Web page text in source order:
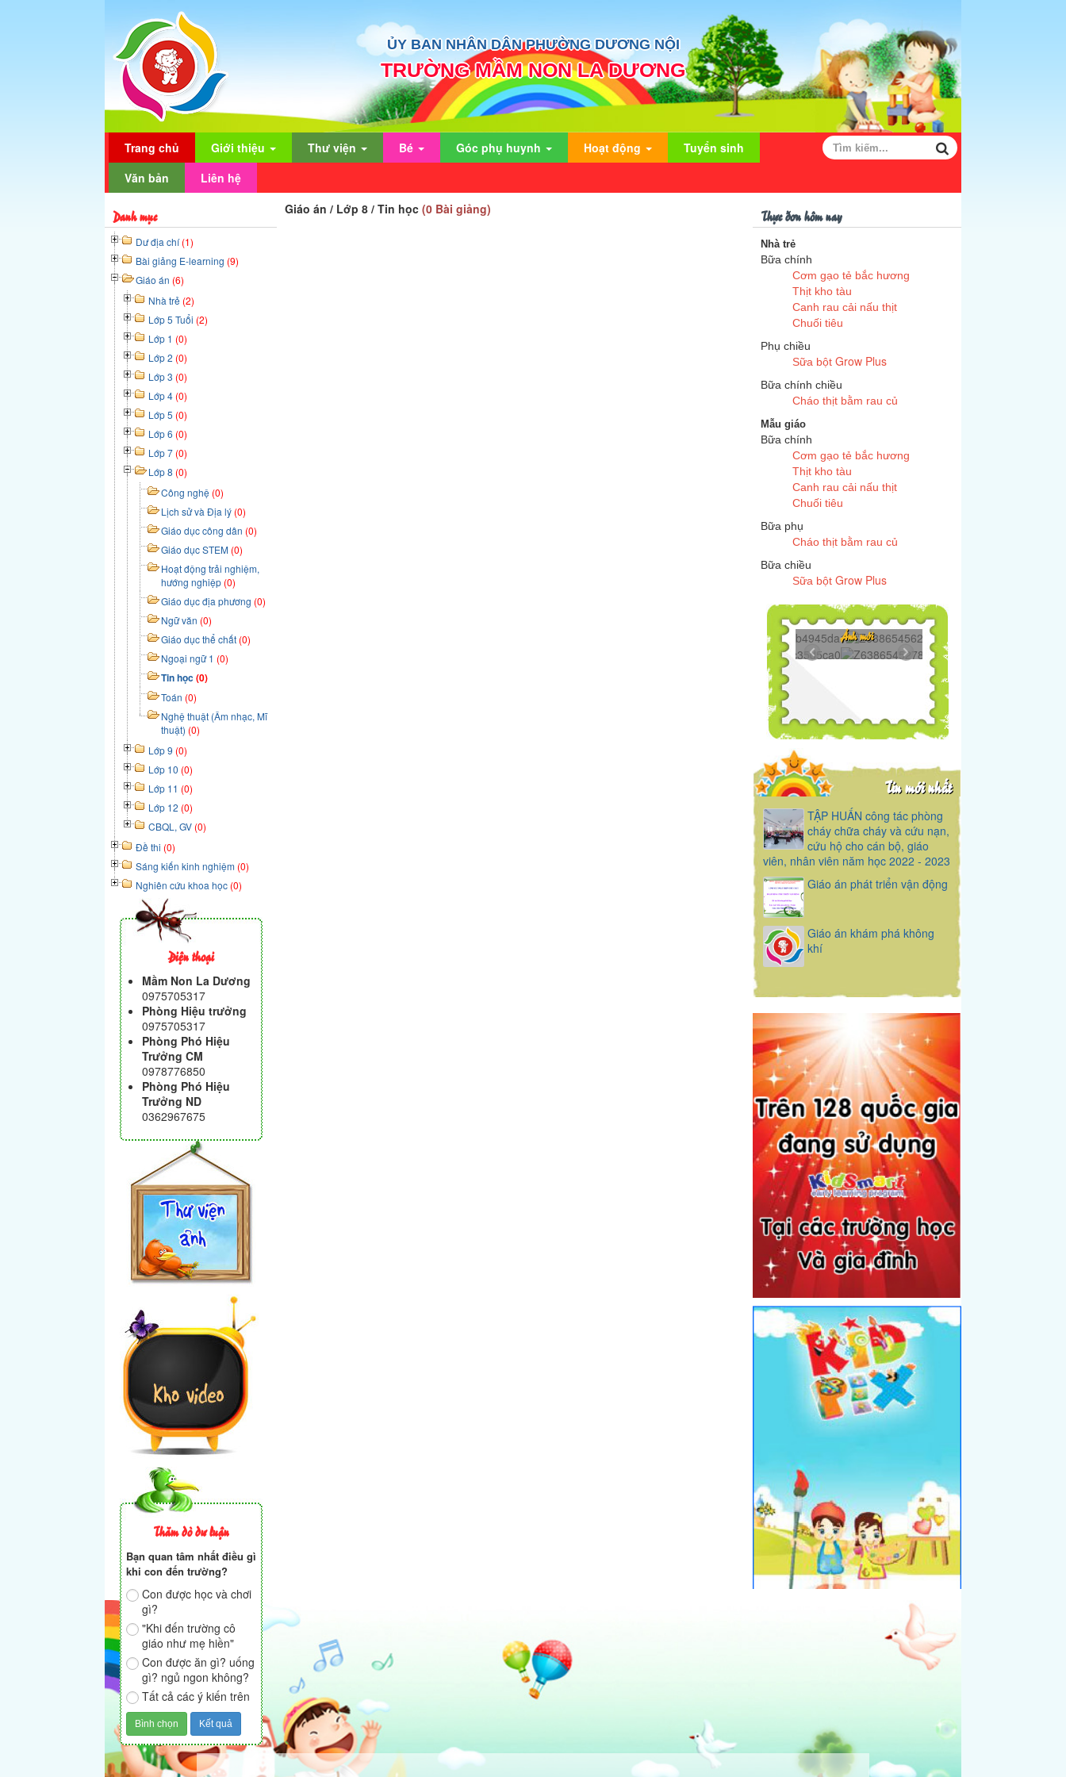
ỦY BAN NHÂN DÂN PHƯỜNG DƯƠNG NỘI
TRƯỜNG MẦM NON LA DƯƠNG
Trang chủ Giới thiệu Thư viện Bé Góc phụ huynh Hoạt động
Tuyển sinh
Văn bản
Liên hệ
Giáo án / Lớp 8 / Tin học(0 Bài giảng) Thực đơn hôm nay
Nhà trẻ
Bữa chính
Cơm gạo tẻ bắc hương
Thịt kho tàu
Canh rau cải nấu thịt
Chuối tiêu
Phụ chiều
Sữa bộtGrow Plus
Bữa chính chiều
Cháo thịt bằm rau củ
Mẫu giáo
Bữa chính
Cơm gạo tẻ bắc hương
Thịt kho tàu
Canh rau cải nấu thịt
Chuối tiêu
Bữa phụ
Cháo thịt bằm rau củ
Bữa chiều
Sữa bộtGrow Plus
Z6386545625272...
Z6386545278606...
Ảnh mới
Tin mới nhất
TẬP HUẤN công tác phòng
cháy chữa cháy và cứu nạn,
cứu hộ cho cán bộ, giáo
viên, nhân viên năm học 2022 - 2023
Giáo án phát triển vận động
Giáo án khám phá không
khí
Danh mục
Dư địa chí(1)
Bài giảng E-learning (9)
Giáo án (6)
Nhà trẻ (2)
Lớp 5 Tuổi (2)
Lớp 1 (0)
Lớp 2 (0)
Lớp 3 (0)
Lớp 4 (0)
Lớp 5 (0)
Lớp 6 (0)
Lớp 7 (0)
Lớp 8 (0)
Công nghệ (0)
Lịch sử và Địa lý (0)
Giáo dục công dân (0)
Giáo dục STEM (0)
Hoạt động trải nghiệm,
hướng nghiệp (0)
Giáo dục địa phương (0)
Ngữ văn (0)
Giáo dục thể chất (0)
Ngoại ngữ 1 (0)
Tin học(0)
Toán (0)
Nghệ thuật (Âm nhạc, Mĩ
thuật) (0)
Lớp 9 (0)
Lớp 10 (0)
Lớp 11 (0)
Lớp 12 (0)
CBQL, GV (0)
Đề thi (0)
Sáng kiến kinh nghiệm (0)
Nghiên cứu khoa học (0)
Điện thoại
Mầm Non La Dương
0975705317
Phòng Hiệu trưởng
0975705317
Phòng Phó Hiệu
Trưởng CM
0978776850
Phòng Phó Hiệu
Trưởng ND
0362967675
Thăm dò dư luận
Bạn quan tâm nhất điều gì
khi con đến trường?
Con được học và chơi
gì?
"Khi đến trường cô
giáo như mẹ hiền"
Con được ăn gì? uống
gì? ngủ ngon không?
Tất cả các ý kiến trên